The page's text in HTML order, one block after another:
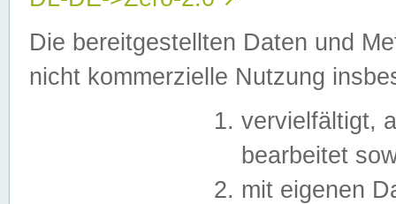
Die bereitgestellten Daten und
nicht kommerzielle Nutzung
vervielfältigt,
bearbeitet
mit eigenen